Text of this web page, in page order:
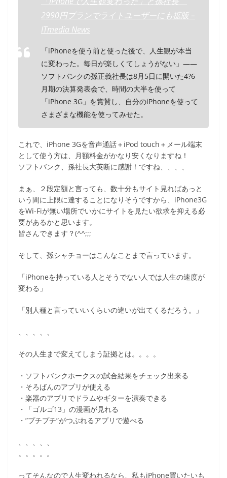
o
o
k
2990円プランでライトユーザーにも拡販 –
ITmedia News
「iPhoneを使う前と使った後で、人生観が本当
に変わった。毎日が楽しくてしょうがない」――
ソフトバンクの孫正義社長は8月5日に開いた4?6
月期の決算発表会で、時間の大半を使って
「iPhone 3G」を賞賛し、自分のiPhoneを使って
さまざまな機能を使ってみせた。
これで、iPhone 3Gを音声通話＋iPod touch＋メール端末
として使う方は、月額料金がかなり安くなりますね！
ソフトバンク、孫社長大英断に感謝！ですね、、、、
まぁ、２段定額と言っても、数十分もサイト見ればあっと
いう間に上限に達することになりそうですから、iPhone3G
をWi-Fiが無い場所でいかにサイトを見たい欲求を抑える必
要があるかと思います。
皆さんできます？(^^;;;
そして、孫シャチョーはこんなことまで言っています。
「iPhoneを持っている人とそうでない人では人生の速度が
変わる」
「別人種と言っていいくらいの違いが出てくるだろう。」
、、、、、
その人生まで変えてしまう証拠とは。。。。
・ソフトバンクホークスの試合結果をチェック出来る
・そろばんのアプリが使える
・楽器のアプリでドラムやギターを演奏できる
・「ゴルゴ13」の漫画が見れる
・”プチプチ”がつぶれるアプリで遊べる
、、、、、
。。。。。
ってそんなので人生変われるなら、私もiPhone買いたいも